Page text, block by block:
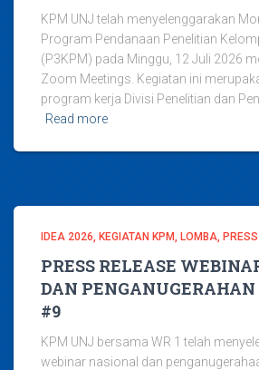
KPM UNJ telah menyelenggarakan
Program Pendanaan Penelitian
(P3KPM) pada Minggu, 12 Juli 2026
Zoom Meetings. Kegiatan ini
program kerja Divisi Penelitian dan
Read more
IDEA 2026 KEGIATAN KPM LOMBA
PRESS RELEASE
DAN
#9
KPM UNJ bersama WR 1 telah
webinar nasional dan